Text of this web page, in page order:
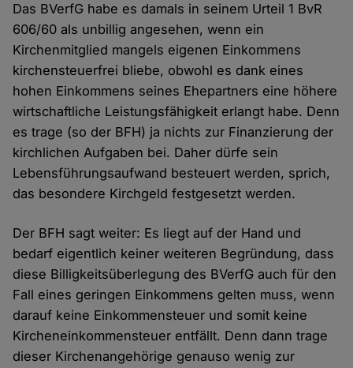
Das BVerfG habe es damals in seinem Urteil 1 BvR
606/60 als unbillig angesehen, wenn ein
Kirchenmitglied mangels eigenen Einkommens
kirchensteuerfrei bliebe, obwohl es dank eines
hohen Einkommens seines Ehepartners eine höhere
wirtschaftliche Leistungsfähigkeit erlangt habe. Denn
es trage (so der BFH) ja nichts zur Finanzierung der
kirchlichen Aufgaben bei. Daher dürfe sein
Lebensführungsaufwand besteuert werden, sprich,
das besondere Kirchgeld festgesetzt werden.
Der BFH sagt weiter: Es liegt auf der Hand und
bedarf eigentlich keiner weiteren Begründung, dass
diese Billigkeitsüberlegung des BVerfG auch für den
Fall eines geringen Einkommens gelten muss, wenn
darauf keine Einkommensteuer und somit keine
Kircheneinkommensteuer entfällt. Denn dann trage
dieser Kirchenangehörige genauso wenig zur